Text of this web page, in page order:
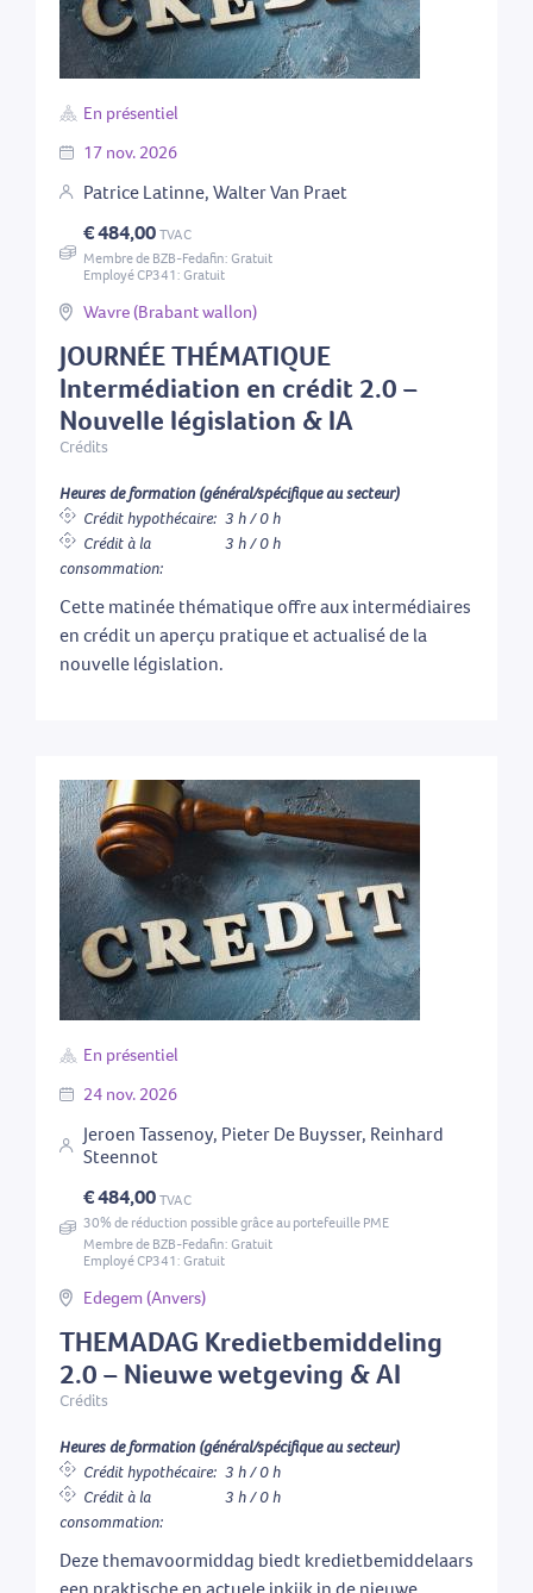
JOURNÉE THÉMATIQUE
Intermédiation en crédit 2.0 –
Nouvelle législation & IA
Crédits
Heures de formation (général/spécifique au secteur)
Crédit hypothécaire: 3 h / 0 h
Crédit à la
consommation:
3 h / 0 h
Cette matinée thématique offre aux intermédiaires
en crédit un aperçu pratique et actualisé de la
nouvelle législation.
En présentiel
17 nov. 2026
Patrice Latinne, Walter Van Praet
€ 484,00TVAC
Membre de BZB-Fedafin: Gratuit
Employé CP341: Gratuit
Wavre (Brabant wallon)
THEMADAG Kredietbemiddeling
2.0 – Nieuwe wetgeving & AI
Crédits
Heures de formation (général/spécifique au secteur)
Crédit hypothécaire: 3 h / 0 h
Crédit à la
consommation:
3 h / 0 h
Deze themavoormiddag biedt kredietbemiddelaars
En présentiel
24 nov. 2026
Jeroen Tassenoy, Pieter De Buysser, Reinhard
Steennot
€ 484,00TVAC
30% de réduction possible grâce au portefeuille PME
Membre de BZB-Fedafin: Gratuit
Employé CP341: Gratuit
Edegem (Anvers)